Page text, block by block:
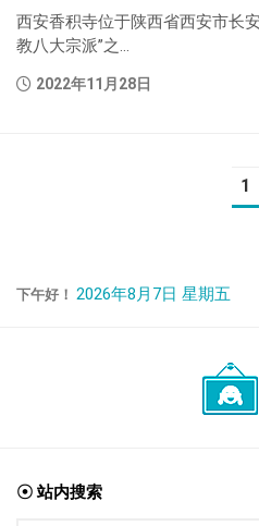
西安香积寺位于陕西省西安市长
教八大宗派”之...
2022年11月28日
1
下午好！ 2026年8月7日 星期五
☉ 站内搜索